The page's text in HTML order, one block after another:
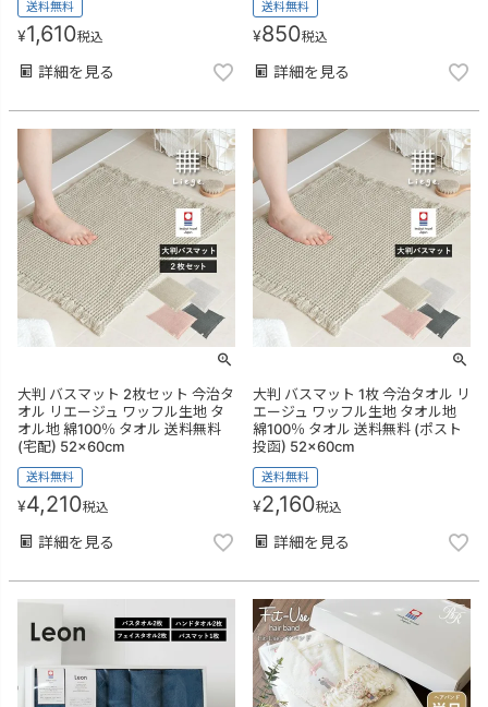
送料無料
¥1,610税込
詳細を見る
送料無料
¥850税込
詳細を見る
大判 バスマット 2枚セット 今治タ
オル リエージュ ワッフル生地 タ
オル地 綿100％ タオル 送料無料
(宅配) 52×60cm
送料無料
¥4,210税込
詳細を見る
大判 バスマット 1枚 今治タオル リ
エージュ ワッフル生地 タオル地
綿100％ タオル 送料無料 (ポスト
投函) 52×60cm
送料無料
¥2,160税込
詳細を見る